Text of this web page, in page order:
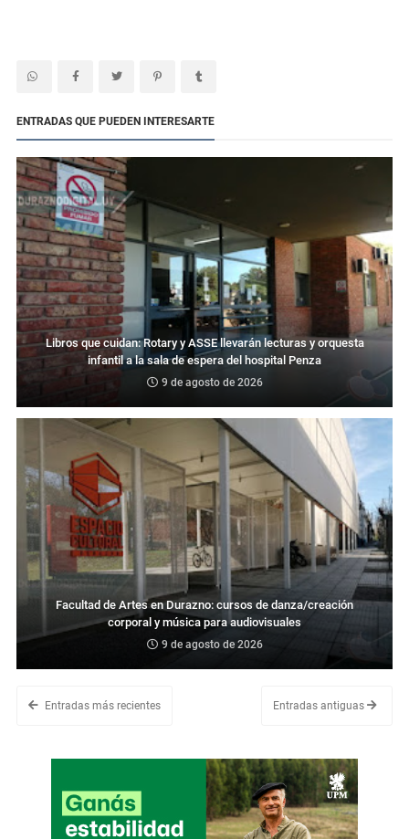
ENTRADAS QUE PUEDEN INTERESARTE
Libros que cuidan: Rotary y ASSE llevarán lecturas y orquesta
infantil a la sala de espera del hospital Penza
9 de agosto de 2026
Facultad de Artes en Durazno: cursos de danza/creación
corporal y música para audiovisuales
9 de agosto de 2026
Entradas más recientes Entradas antiguas